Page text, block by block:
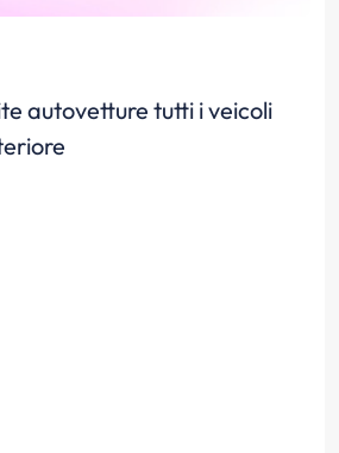
autovetture tutti i veicoli